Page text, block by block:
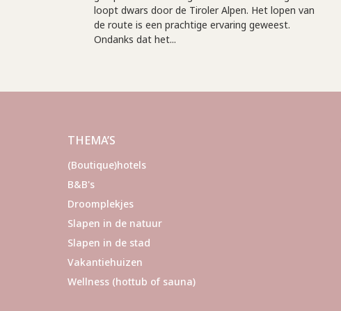
loopt dwars door de Tiroler Alpen. Het lopen van
de route is een prachtige ervaring geweest.
Ondanks dat het...
THEMA’S
(Boutique)hotels
B&B's
Droomplekjes
Slapen in de natuur
Slapen in de stad
Vakantiehuizen
Wellness (hottub of sauna)